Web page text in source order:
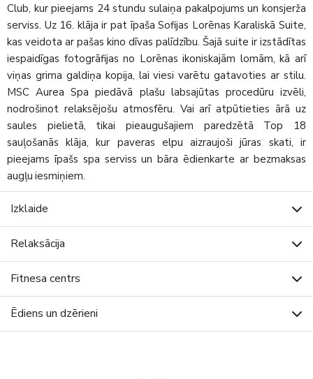
Club, kur pieejams 24 stundu sulaiņa pakalpojums un konsjerža
serviss. Uz 16. klāja ir pat īpaša Sofijas Lorēnas Karaliskā Suite,
kas veidota ar pašas kino dīvas palīdzību. Šajā suite ir izstādītas
iespaidīgas fotogrāfijas no Lorēnas ikoniskajām lomām, kā arī
viņas grima galdiņa kopija, lai viesi varētu gatavoties ar stilu.
MSC Aurea Spa piedāvā plašu labsajūtas procedūru izvēli,
nodrošinot relaksējošu atmosfēru. Vai arī atpūtieties ārā uz
saules pielietā, tikai pieaugušajiem paredzētā Top 18
sauļošanās klāja, kur paveras elpu aizraujoši jūras skati, ir
pieejams īpašs spa serviss un bāra ēdienkarte ar bezmaksas
augļu iesmiņiem.
Izklaide
Relaksācija
Fitnesa centrs
Ēdiens un dzērieni